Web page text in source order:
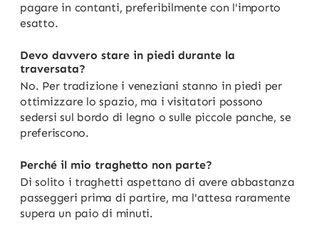
pagare in contanti, preferibilmente con l'importo
esatto.
Devo davvero stare in piedi durante la
traversata?
No. Per tradizione i veneziani stanno in piedi per
ottimizzare lo spazio, ma i visitatori possono
sedersi sul bordo di legno o sulle piccole panche, se
preferiscono.
Perché il mio traghetto non parte?
Di solito i traghetti aspettano di avere abbastanza
passeggeri prima di partire, ma l'attesa raramente
supera un paio di minuti.